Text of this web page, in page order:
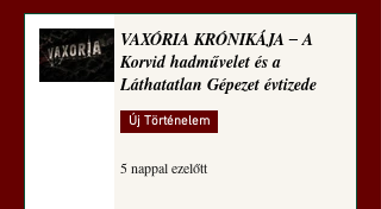
Hedvig posztajánlója)
VAXÓRIA KRÓNIKÁJA ‒ A
Korvid hadművelet és a
Láthatatlan Gépezet évtizede
Új Történelem
5 nappal ezelőtt